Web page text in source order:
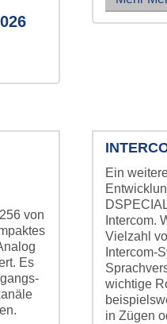
von
Es
Ein
Intercom.
Vielzahl
Intercom-
wichtige
in Zügen